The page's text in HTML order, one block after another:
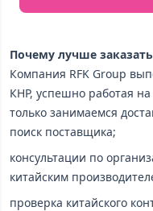
Почему лучше заказать
Компания RFK Group
КНР, успешно работая
только занимаемся
поиск поставщика;
консультации по
китайским
проверка китайского